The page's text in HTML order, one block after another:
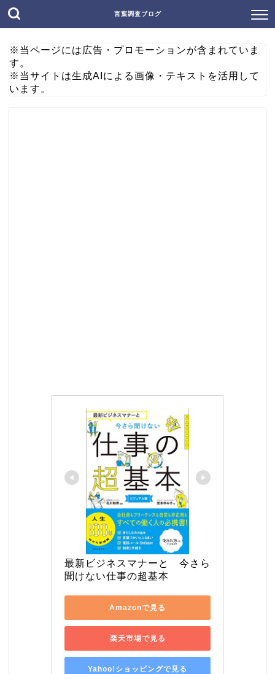
言葉調査ブログ
※当ページには広告・プロモーションが含まれていま
す。
※当サイトは生成AIによる画像・テキストを活用して
います。
最新ビジネスマナーと　今さら
聞けない仕事の超基本
Amazonで見る
楽天市場で見る
Yahoo!ショッピングで見る